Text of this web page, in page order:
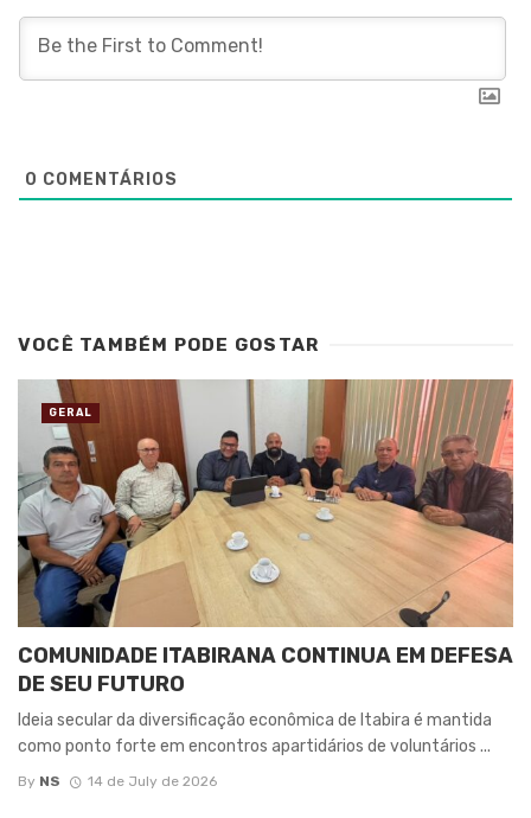
0 COMENTÁRIOS
VOCÊ TAMBÉM PODE GOSTAR
COMUNIDADE ITABIRANA CONTINUA EM DEFESA
DE SEU FUTURO
Ideia secular da diversificação econômica de Itabira é mantida
como ponto forte em encontros apartidários de voluntários ...
By NS 14 de July de 2026
GERAL